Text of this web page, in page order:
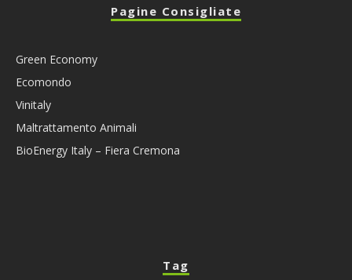
Pagine Consigliate
Green Economy
Ecomondo
Vinitaly
Maltrattamento Animali
BioEnergy Italy – Fiera Cremona
Tag